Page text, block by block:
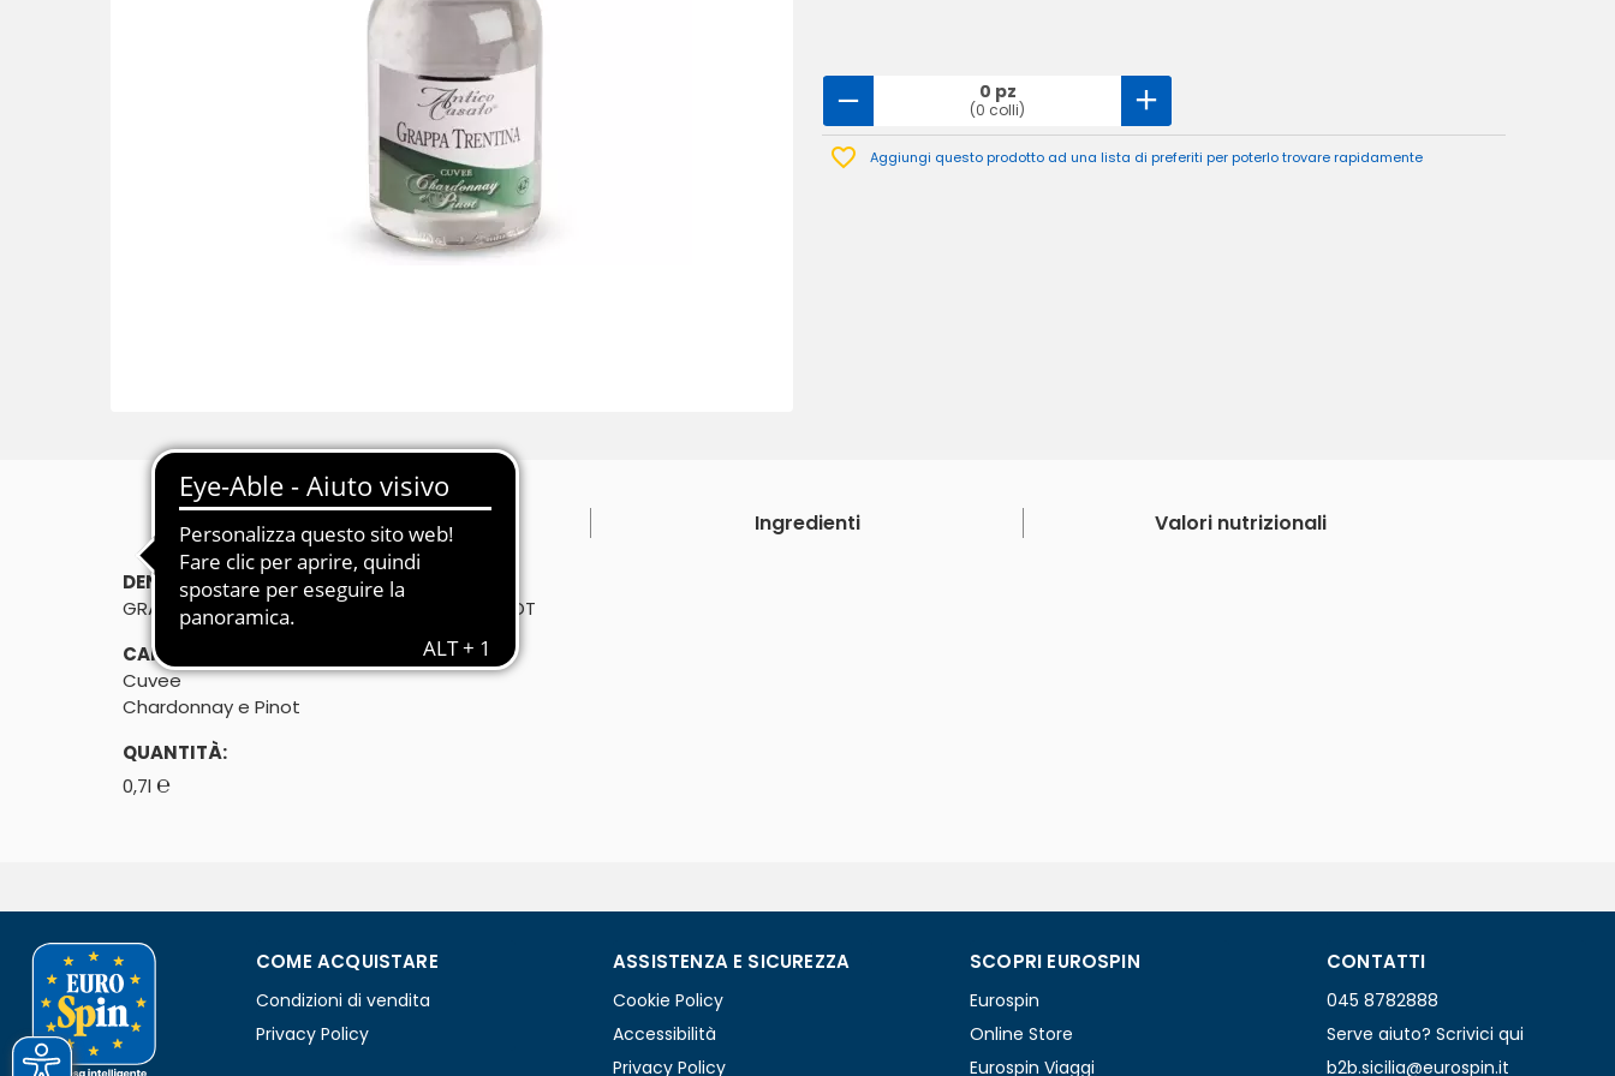
0 pz
(0 colli)
Aggiungi questo prodotto ad una lista di preferiti per poterlo trovare rapidamente
Descrizione Ingredienti Valori nutrizionali
DENOMINAZIONE DI VENDITA:
GRAPPA TRENTINA CUVEE CHARDONNAY E PINOT
CARATTERISTICHE:
Cuvee
Chardonnay e Pinot
QUANTITÀ:
0,7l ℮
COME ACQUISTARE
Condizioni di vendita
Privacy Policy
ASSISTENZA E SICUREZZA
Cookie Policy
Accessibilità
Privacy Policy
SCOPRI EUROSPIN
Eurospin
Online Store
Eurospin Viaggi
CONTATTI
045 8782888
Serve aiuto? Scrivici qui
b2b.sicilia@eurospin.it